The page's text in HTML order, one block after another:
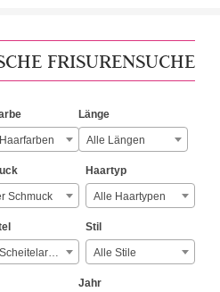
FRISURENSUCHE
Länge
Alle Längen
Schmuck
Haartyp
Alle Haartypen
Alle Scheitelarten
Stil
Alle Stile
Jahr